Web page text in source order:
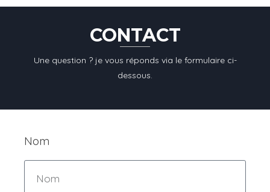
CONTACT
Une question ? je vous réponds via le formulaire ci-
dessous.
Nom